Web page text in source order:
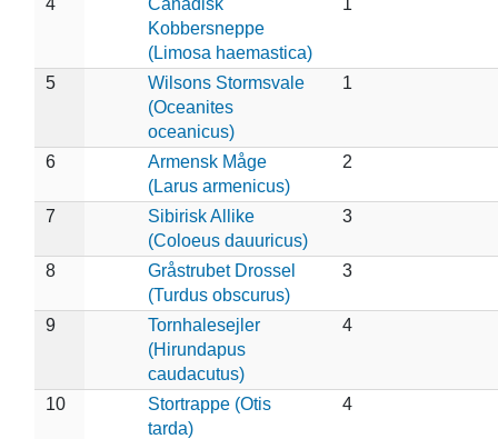
Kobbersneppe
(Limosa haemastica)
5
Wilsons Stormsvale
(Oceanites
oceanicus)
1
6
Armensk Måge
(Larus armenicus)
2
7
Sibirisk Allike
(Coloeus dauuricus)
3
8
Gråstrubet Drossel
(Turdus obscurus)
3
9
Tornhalesejler
(Hirundapus
caudacutus)
4
10
Stortrappe (Otis
tarda)
4